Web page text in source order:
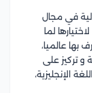
في مجال
لما
عالميا،
و تركيز على
الإنجليزية،